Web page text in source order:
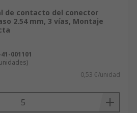
de contacto del conector
2.54 mm, 3 vías, Montaje
001101
0,53 €/unidad